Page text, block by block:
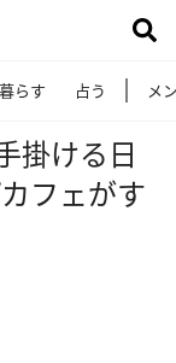
暮らす 占う メ
掛ける日
フェがす